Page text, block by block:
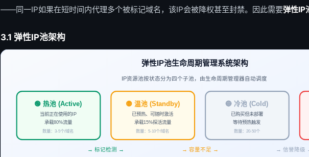
——同一IP如果在短时间内代理多个被标记域名，该IP会被降权甚至封禁。因此需要弹性IP
3.1 弹性IP池架构
弹性IP池生命周期管理系统架构
IP资源池按状态分为四个子池，由生命周期管理器自动调度
🟢 热池 (Active)
当前正在使用的IP
承载80%流量
数量：3-5个/域名
🟡 温池 (Standby)
已预热、可随时激活
承载15%探活流量
数量：5-10个/域名
🔵 冷池 (Cold)
已购买但未部署
等待预热触发
数量：20-50个
→ 标记检测 → → 容量不足 → → 信誉降级